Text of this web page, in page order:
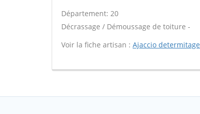
Département: 20
Décrassage / Démoussage de toiture -
Voir la fiche artisan : Ajaccio determitage